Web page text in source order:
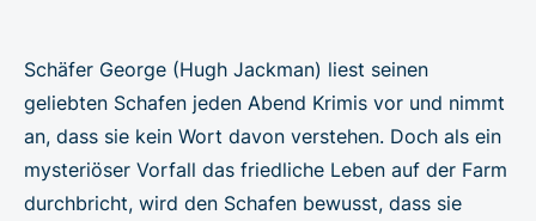
Schäfer George (Hugh Jackman) liest seinen
geliebten Schafen jeden Abend Krimis vor und nimmt
an, dass sie kein Wort davon verstehen. Doch als ein
mysteriöser Vorfall das friedliche Leben auf der Farm
durchbricht, wird den Schafen bewusst, dass sie